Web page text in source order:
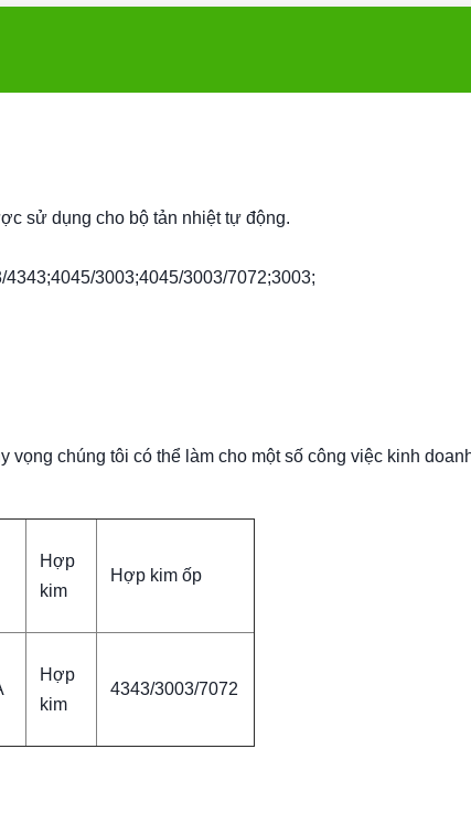
sử dụng cho bộ tản nhiệt tự động.
3003;4045/3003/7072;3003;
chúng tôi có thể làm cho một số công việc kinh
Hợp
kim
Hợp kim ốp
Hợp
kim
4343/3003/7072